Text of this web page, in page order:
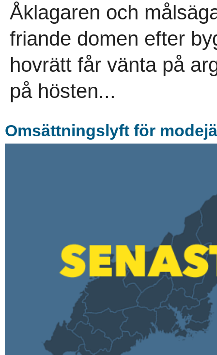
Åklagaren och
friande domen efter
hovrätt får vänta på
på hösten...
Omsättningslyft för